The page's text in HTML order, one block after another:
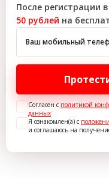
После регистрации
50 рублей на
Ваш мобильный
Согласен с политикой
данных
Я ознакомлен(а) с
и соглашаюсь на